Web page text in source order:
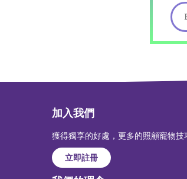
加入我們
獲得獨享的好處，更多的照顧寵物技
立即註冊